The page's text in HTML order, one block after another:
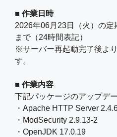
■ 作業日時
2026年06月23日（火）の
まで（24時間表記）
※サーバー再起動完了後よ
す。
■ 作業内容
下記パッケージのアップデ
・Apache HTTP Server
・ModSecurity 2.9.13-2
・OpenJDK 17.0.19